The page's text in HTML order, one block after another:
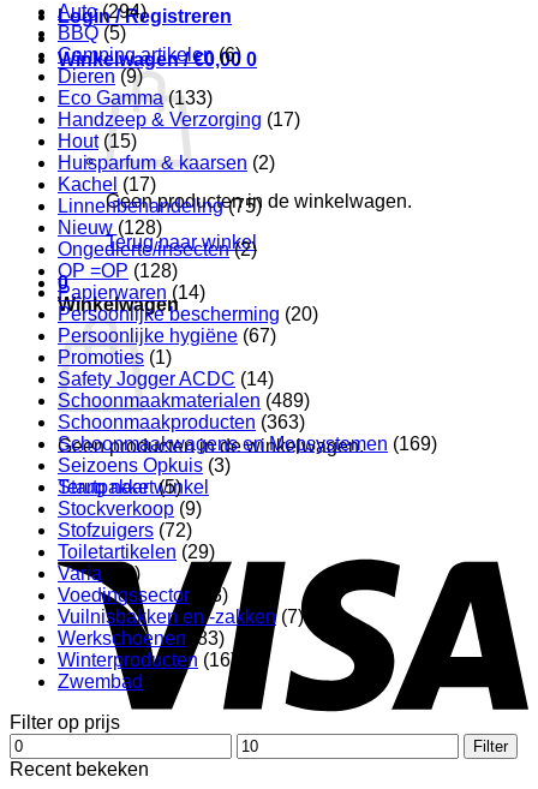
Login / Registreren
Winkelwagen /€0,00 0
Geen producten in de winkelwagen.
Terug naar winkel
0
Winkelwagen
Geen producten in de winkelwagen.
Terug naar winkel
Auto (294)
BBQ (5)
Camping artikelen (6)
Dieren (9)
Eco Gamma (133)
Handzeep & Verzorging (17)
Hout (15)
Huisparfum & kaarsen (2)
Kachel (17)
Linnenbehandeling (75)
Nieuw (128)
Ongedierte/insecten (2)
OP =OP (128)
Papierwaren (14)
Persoonlijke bescherming (20)
Persoonlijke hygiëne (67)
Promoties (1)
Safety Jogger ACDC (14)
Schoonmaakmaterialen (489)
Schoonmaakproducten (363)
Schoonmaakwagens en Mopsystemen (169)
Seizoens Opkuis (3)
Startpakket (5)
Stockverkoop (9)
Stofzuigers (72)
Toiletartikelen (29)
Varia
(12)
Voedingssector
(43)
Vuilnisbakken en -zakken (7)
Werkschoenen
(83)
Winterproducten (16)
Zwembad
(21)
Filter op prijs
Min.
prijs
Max.
prijs
Filter
Recent bekeken